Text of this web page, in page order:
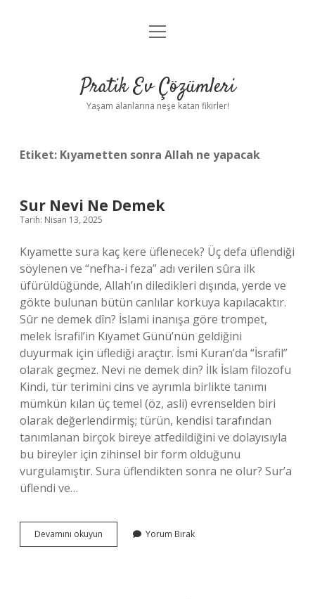
Anasayfa
Yasal Uyarı
menüyü
Pratik Ev Çözümleri
Yaşam alanlarına neşe katan fikirler!
Etiket: Kıyametten sonra Allah ne yapacak
Sur Nevi Ne Demek
Tarih: Nisan 13, 2025
Kıyamette sura kaç kere üflenecek? Üç defa üflendiği
söylenen ve “nefha-i feza” adı verilen sûra ilk
üfürüldüğünde, Allah’ın diledikleri dışında, yerde ve
gökte bulunan bütün canlılar korkuya kapılacaktır.
Sûr ne demek dîn? İslami inanışa göre trompet,
melek İsrafil’in Kıyamet Günü’nün geldiğini
duyurmak için üflediği araçtır. İsmi Kuran’da “İsrafil”
olarak geçmez. Nevi ne demek din? İlk İslam filozofu
Kindi, tür terimini cins ve ayrımla birlikte tanımı
mümkün kılan üç temel (öz, asli) evrenselden biri
olarak değerlendirmiş; türün, kendisi tarafından
tanımlanan birçok bireye atfedildiğini ve dolayısıyla
bu bireyler için zihinsel bir form olduğunu
vurgulamıştır. Sura üflendikten sonra ne olur? Sur’a
üflendi ve…
Devamını okuyun
Nevi
Yorum Bırak